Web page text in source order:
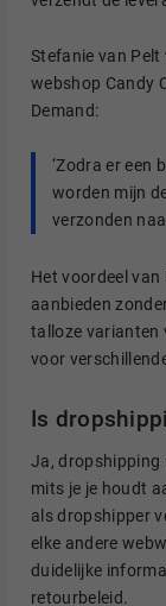
Stefanie van
webshop Candy
Demand:
‘Zodra er een
worden mijn
verzonden
Het voordeel
aanbieden
talloze varianten
voor
Is
Ja, dropshipping
mits je je houdt
als dropshipper
elke andere
duidelijke
retourbeleid.